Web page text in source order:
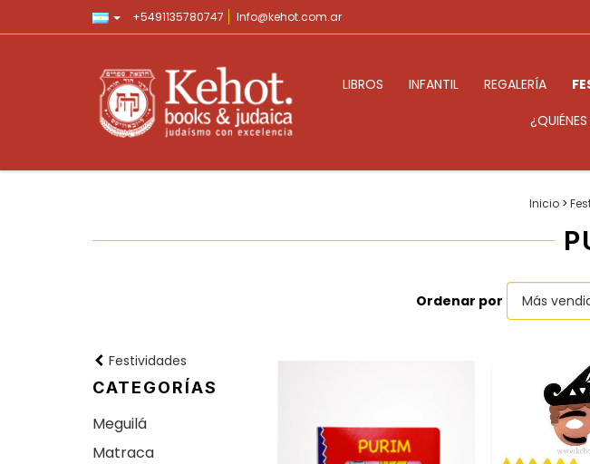
+5491135780747 Info@kehot.com.ar
LIBROS INFANTIL REGALERÍA
Inicio >
Ordenar por
Festividades
CATEGORÍAS
Meguilá
Matraca